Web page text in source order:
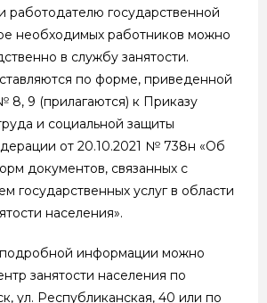
работодателю государственной
необходимых работников можно
в службу занятости.
по форме, приведенной
9 (прилагаются) к Приказу
и социальной защиты
от 20.10.2021 № 738н «Об
документов, связанных с
государственных услуг в области
населения».
информации можно
занятости населения по
ул. Республиканская, 40 или по